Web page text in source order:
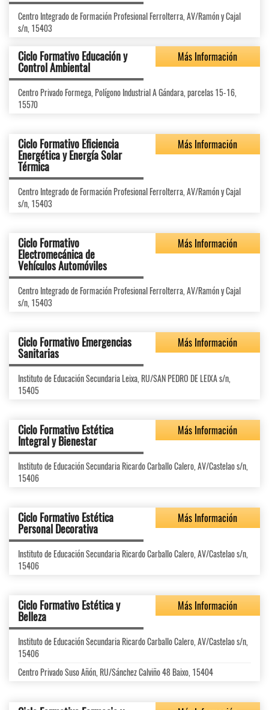
Centro Integrado de Formación Profesional Ferrolterra, AV/Ramón y Cajal
s/n, 15403
Ciclo Formativo Educación y
Control Ambiental
Más Información
Centro Privado Formega, Polígono Industrial A Gándara, parcelas 15-16,
15570
Ciclo Formativo Eficiencia
Energética y Energía Solar
Térmica
Más Información
Centro Integrado de Formación Profesional Ferrolterra, AV/Ramón y Cajal
s/n, 15403
Ciclo Formativo
Electromecánica de
Vehículos Automóviles
Más Información
Centro Integrado de Formación Profesional Ferrolterra, AV/Ramón y Cajal
s/n, 15403
Ciclo Formativo Emergencias
Sanitarias
Más Información
Instituto de Educación Secundaria Leixa, RU/SAN PEDRO DE LEIXA s/n,
15405
Ciclo Formativo Estética
Integral y Bienestar
Más Información
Instituto de Educación Secundaria Ricardo Carballo Calero, AV/Castelao s/n,
15406
Ciclo Formativo Estética
Personal Decorativa
Más Información
Instituto de Educación Secundaria Ricardo Carballo Calero, AV/Castelao s/n,
15406
Ciclo Formativo Estética y
Belleza
Más Información
Instituto de Educación Secundaria Ricardo Carballo Calero, AV/Castelao s/n,
15406
Centro Privado Suso Añón, RU/Sánchez Calviño 48 Baixo, 15404